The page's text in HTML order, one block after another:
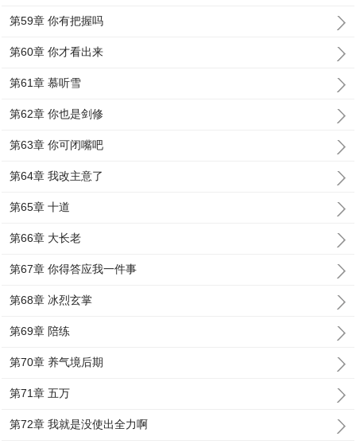
第59章 你有把握吗
第60章 你才看出来
第61章 慕听雪
第62章 你也是剑修
第63章 你可闭嘴吧
第64章 我改主意了
第65章 十道
第66章 大长老
第67章 你得答应我一件事
第68章 冰烈玄掌
第69章 陪练
第70章 养气境后期
第71章 五万
第72章 我就是没使出全力啊